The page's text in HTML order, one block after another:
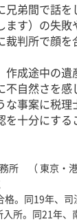
弟間で話を
ます）の失
裁判所で顔
成途中の遺
不自然さを
な事案に税
を十分にする
所 （ 東京・港
。同19年、司
所。同21年、